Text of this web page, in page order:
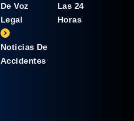
De Voz
Legal
Noticias De
Accidentes
Las 24
Horas